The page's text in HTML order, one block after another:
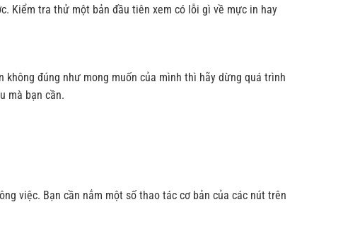
Kiểm tra thử một bản đầu tiên xem có lỗi gì về mực in hay
đúng như mong muốn của mình thì hãy dừng quá trình
mà bạn cần.
việc. Bạn cần nắm một số thao tác cơ bản của các nút trên